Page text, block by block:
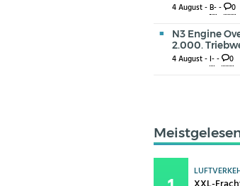
4 August -B-- 0
N3 Engine
2.000.
4 August -I-- 0